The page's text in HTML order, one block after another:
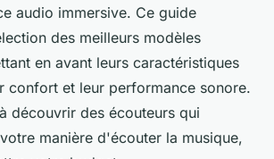
audio immersive. Ce guide
des meilleurs modèles
en avant leurs caractéristiques
confort et leur performance sonore.
découvrir des écouteurs qui
manière d'écouter la musique,